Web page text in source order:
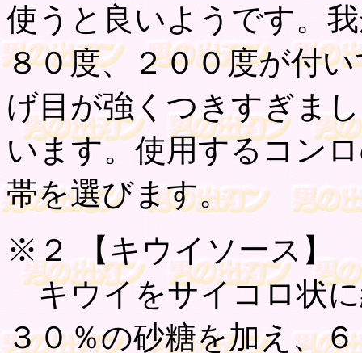
使うと良いようです。
８０度、２００度が付
げ目が強くつきすぎま
います。使用するコン
帯を選びます。
※２ 【 キウイソース 】
キウイをサイコロ状
３０％の砂糖を加え、